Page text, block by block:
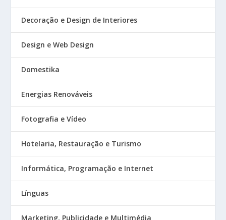
Decoração e Design de Interiores
Design e Web Design
Domestika
Energias Renováveis
Fotografia e Vídeo
Hotelaria, Restauração e Turismo
Informática, Programação e Internet
Línguas
Marketing, Publicidade e Multimédia